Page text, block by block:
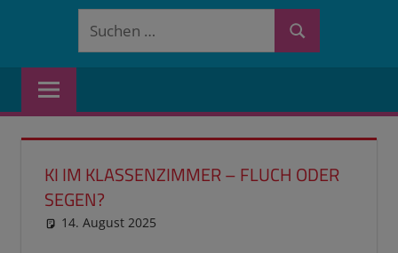
Suchen
Suchen
KI IM KLASSENZIMMER – FLUCH ODER
SEGEN?
14. August 2025